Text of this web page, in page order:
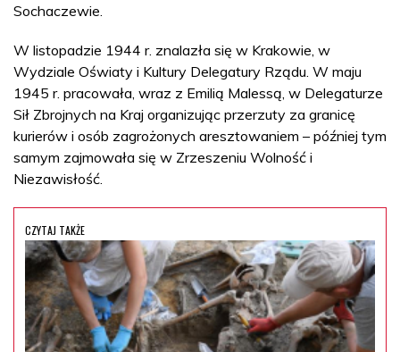
Sochaczewie.
W listopadzie 1944 r. znalazła się w Krakowie, w
Wydziale Oświaty i Kultury Delegatury Rządu. W maju
1945 r. pracowała, wraz z Emilią Malessą, w Delegaturze
Sił Zbrojnych na Kraj organizując przerzuty za granicę
kurierów i osób zagrożonych aresztowaniem – później tym
samym zajmowała się w Zrzeszeniu Wolność i
Niezawisłość.
CZYTAJ TAKŻE